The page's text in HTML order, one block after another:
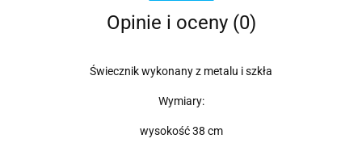
Opinie i oceny (0)
Świecznik wykonany z metalu i szkła
Wymiary:
wysokość 38 cm